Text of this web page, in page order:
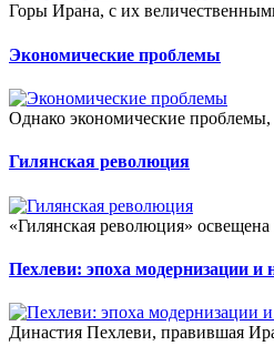
Горы Ирана, с их
Экономические проблемы
Однако экономические
Гилянская революция
«Гилянская революция»
Пехлеви: эпоха модернизации и
Династия Пехлеви, правившая